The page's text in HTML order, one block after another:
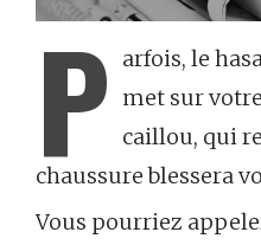
P
arfois, le
met sur
caillou, qui
chaussure blessera
Vous pourriez